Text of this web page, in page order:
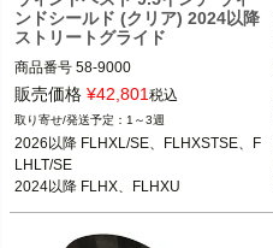
ンドシールド (クリア) 2024以降
ストリートグライド
商品番号 58-9000
3OT：2310-0886
販売価格 ¥42,801 税込
1～3週
2026以降 FLHXL/SE、FLHXSTSE、F
LHLT/SE
2024以降 FLHX、FLHXU
2023以降 FLHXSE